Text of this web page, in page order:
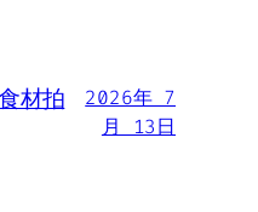
材拍
2026年 7
月 13日